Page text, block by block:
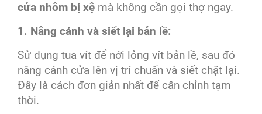
cửa nhôm bị xệ mà không cần gọi thợ ngay.
1. Nâng cánh và siết lại bản lề:
Sử dụng tua vít để nới lỏng vít bản lề, sau đó
nâng cánh cửa lên vị trí chuẩn và siết chặt lại.
Đây là cách đơn giản nhất để cân chỉnh tạm
thời.